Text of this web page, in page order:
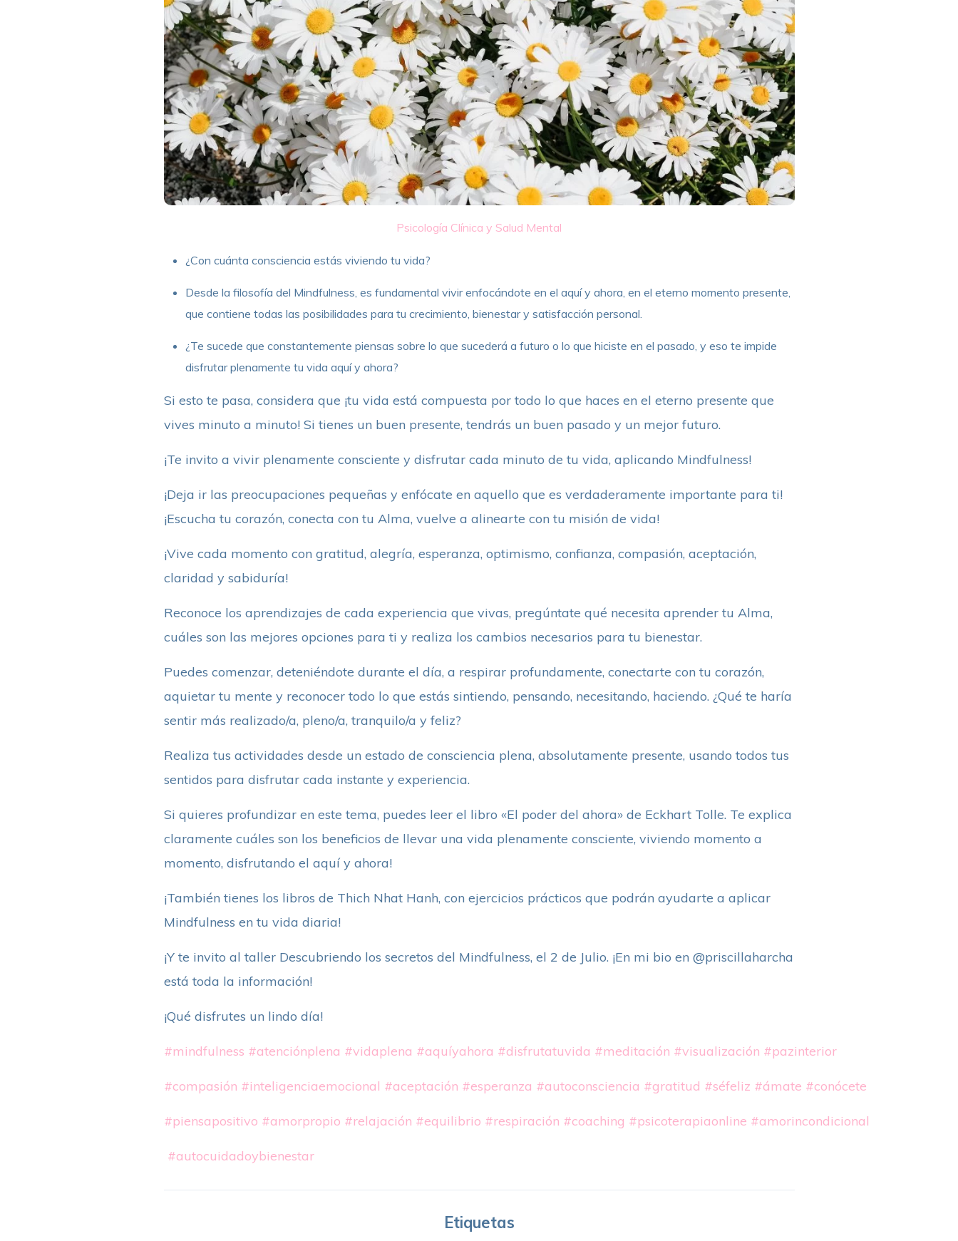
Psicología Clínica y Salud Mental
¿Con cuánta consciencia estás viviendo tu vida?
Desde la filosofía del Mindfulness, es fundamental vivir enfocándote en el aquí y ahora, en el eterno momento presente,
que contiene todas las posibilidades para tu crecimiento, bienestar y satisfacción personal.
¿Te sucede que constantemente piensas sobre lo que sucederá a futuro o lo que hiciste en el pasado, y eso te impide
disfrutar plenamente tu vida aquí y ahora?
Si esto te pasa, considera que ¡tu vida está compuesta por todo lo que haces en el eterno presente que
vives minuto a minuto! Si tienes un buen presente, tendrás un buen pasado y un mejor futuro.
¡Te invito a vivir plenamente consciente y disfrutar cada minuto de tu vida, aplicando Mindfulness!
¡Deja ir las preocupaciones pequeñas y enfócate en aquello que es verdaderamente importante para ti!
¡Escucha tu corazón, conecta con tu Alma, vuelve a alinearte con tu misión de vida!
¡Vive cada momento con gratitud, alegría, esperanza, optimismo, confianza, compasión, aceptación,
claridad y sabiduría!
Reconoce los aprendizajes de cada experiencia que vivas, pregúntate qué necesita aprender tu Alma,
cuáles son las mejores opciones para ti y realiza los cambios necesarios para tu bienestar.
Puedes comenzar, deteniéndote durante el día, a respirar profundamente, conectarte con tu corazón,
aquietar tu mente y reconocer todo lo que estás sintiendo, pensando, necesitando, haciendo. ¿Qué te haría
sentir más realizado/a, pleno/a, tranquilo/a y feliz?
Realiza tus actividades desde un estado de consciencia plena, absolutamente presente, usando todos tus
sentidos para disfrutar cada instante y experiencia.
Si quieres profundizar en este tema, puedes leer el libro «El poder del ahora» de Eckhart Tolle. Te explica
claramente cuáles son los beneficios de llevar una vida plenamente consciente, viviendo momento a
momento, disfrutando el aquí y ahora!
¡También tienes los libros de Thich Nhat Hanh, con ejercicios prácticos que podrán ayudarte a aplicar
Mindfulness en tu vida diaria!
¡Y te invito al taller Descubriendo los secretos del Mindfulness, el 2 de Julio. ¡En mi bio en @priscillaharcha
está toda la información!
¡Qué disfrutes un lindo día!
#mindfulness #atenciónplena #vidaplena #aquíyahora #disfrutatuvida #meditación #visualización #pazinterior
#compasión #inteligenciaemocional #aceptación #esperanza #autoconsciencia #gratitud #séfeliz #ámate #conócete
#piensapositivo #amorpropio #relajación #equilibrio #respiración #coaching #psicoterapiaonline #amorincondicional
#autocuidadoybienestar
Etiquetas